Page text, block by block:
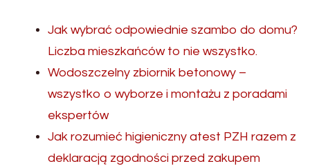
Jak wybrać odpowiednie szambo do domu?
Liczba mieszkańców to nie wszystko.
Wodoszczelny zbiornik betonowy –
wszystko o wyborze i montażu z poradami
ekspertów
Jak rozumieć higieniczny atest PZH razem z
deklaracją zgodności przed zakupem